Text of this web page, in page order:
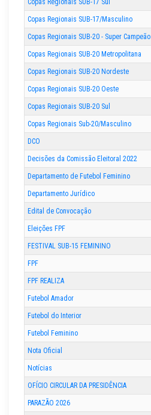
Copas Regionais SUB-17 Sul
Copas Regionais SUB-17/Masculino
Copas Regionais SUB-20 - Super Campeão
Copas Regionais SUB-20 Metropolitana
Copas Regionais SUB-20 Nordeste
Copas Regionais SUB-20 Oeste
Copas Regionais SUB-20 Sul
Copas Regionais Sub-20/Masculino
DCO
Decisões da Comissão Eleitoral 2022
Departamento de Futebol Feminino
Departamento Jurídico
Edital de Convocação
Eleições FPF
FESTIVAL SUB-15 FEMININO
FPF
FPF REALIZA
Futebol Amador
Futebol do Interior
Futebol Feminino
Nota Oficial
Notícias
OFÍCIO CIRCULAR DA PRESIDÊNCIA
PARAZÃO 2026